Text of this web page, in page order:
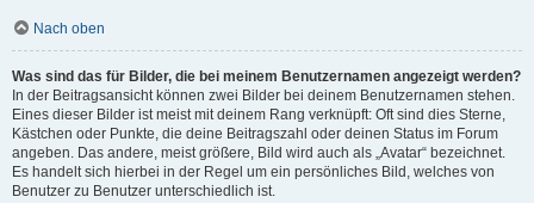
Nach oben
Was sind das für Bilder, die bei meinem Benutzernamen angezeigt werden?
In der Beitragsansicht können zwei Bilder bei deinem Benutzernamen stehen.
Eines dieser Bilder ist meist mit deinem Rang verknüpft: Oft sind dies Sterne,
Kästchen oder Punkte, die deine Beitragszahl oder deinen Status im Forum
angeben. Das andere, meist größere, Bild wird auch als „Avatar“ bezeichnet.
Es handelt sich hierbei in der Regel um ein persönliches Bild, welches von
Benutzer zu Benutzer unterschiedlich ist.